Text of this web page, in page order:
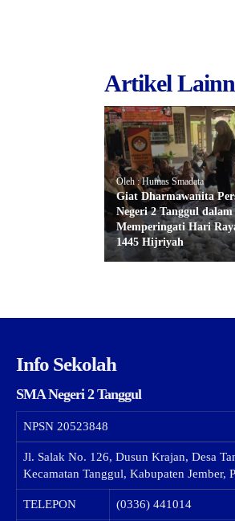
Artikel
Oleh : Humas Smadata
Giat Dharmawanita
Negeri 2 Tanggul
Memperingati Hari
1445 Hijriyah
Info Sekolah
SMA Negeri 2 Tanggul
NPSN 20523848
Jl. Salak No. 126, Dusun Krajan, Desa
Kecamatan Tanggul, Kabupaten Jember,
TELEPON (0336) 441014